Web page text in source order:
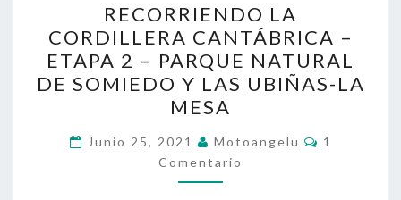
LA
CORDILLERA
CANTÁBRICA
–
ETAPA
2
–
PARQUE
RECORRIENDO LA
CORDILLERA CANTÁBRICA –
ETAPA 2 – PARQUE NATURAL
DE SOMIEDO Y LAS UBIÑAS-LA
MESA
Junio 25, 2021 Motoangelu
1
Comentario